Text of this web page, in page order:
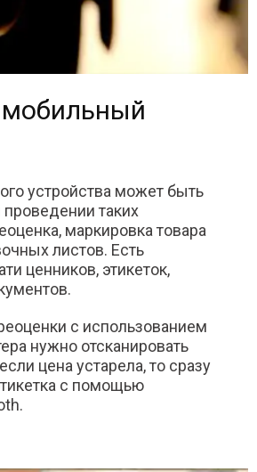
устройства может быть
таких
маркировка товара
листов. Есть
ценников, этикеток,
с использованием
нужно отсканировать
цена устарела, то сразу
с помощью